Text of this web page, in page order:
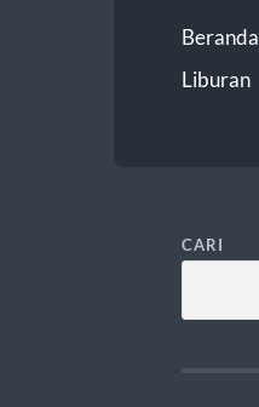
Beranda
Liburan
CARI